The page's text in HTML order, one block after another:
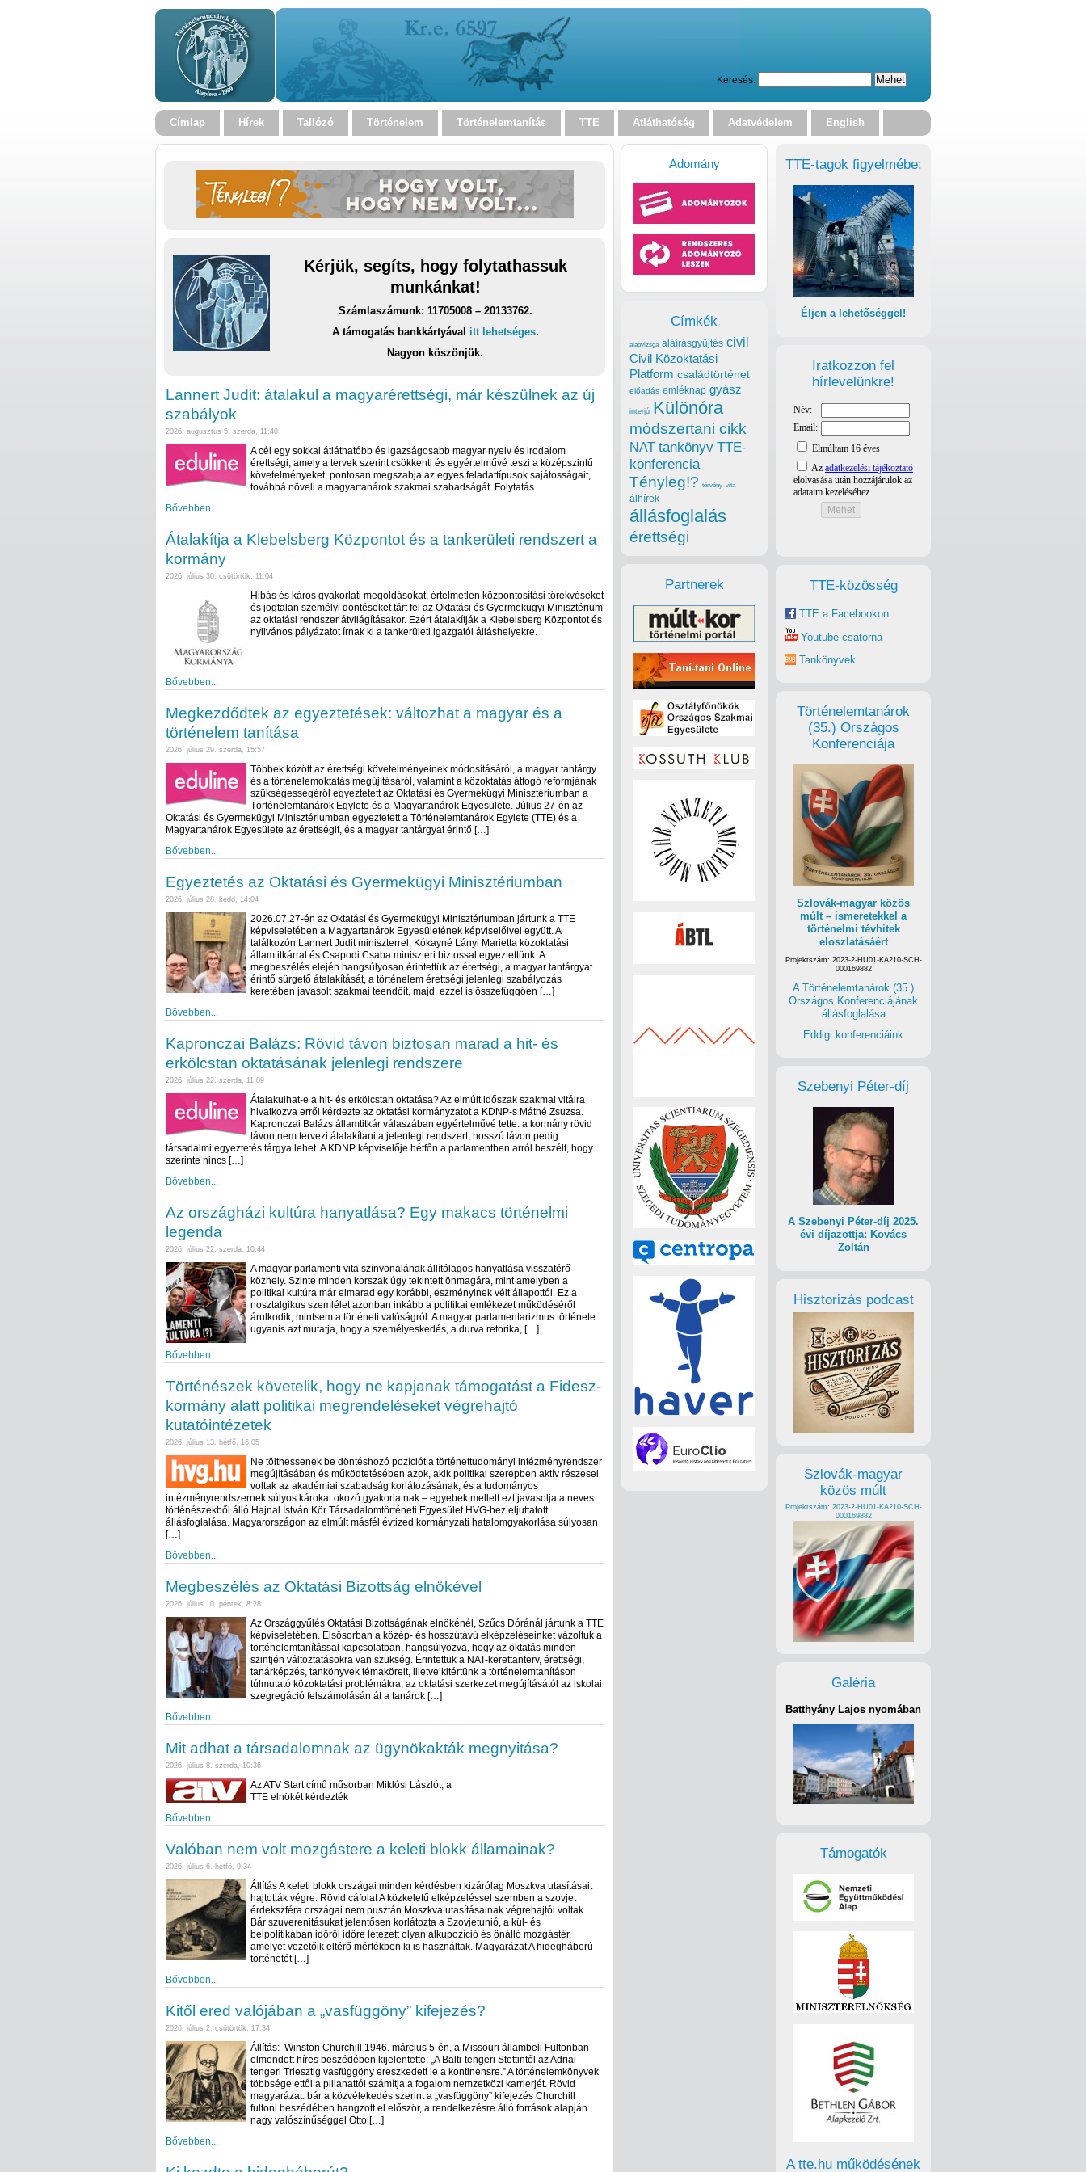
Keresés:
Címlap Hírek Tallózó Történelem Történelemtanítás TTE Átláthatóság Adatvédelem English
Kérjük, segíts, hogy folytathassuk
munkánkat!
Számlaszámunk: 11705008 – 20133762.
A támogatás bankkártyával itt lehetséges.
Nagyon köszönjük.
Lannert Judit: átalakul a magyarérettségi, már készülnek az új
szabályok
2026. augusztus 5. szerda, 11:40
A cél egy sokkal átláthatóbb és igazságosabb magyar nyelv és irodalom
érettségi, amely a tervek szerint csökkenti és egyértelművé teszi a középszintű
követelményeket, pontosan megszabja az egyes feladattípusok sajátosságait,
továbbá növeli a magyartanárok szakmai szabadságát. Folytatás
Bővebben...
Átalakítja a Klebelsberg Központot és a tankerületi rendszert a
kormány
2026. július 30. csütörtök, 11:04
Hibás és káros gyakorlati megoldásokat, értelmetlen központosítási törekvéseket
és jogtalan személyi döntéseket tárt fel az Oktatási és Gyermekügyi Minisztérium
az oktatási rendszer átvilágításakor. Ezért átalakítják a Klebelsberg Központot és
nyilvános pályázatot írnak ki a tankerületi igazgatói álláshelyekre.
Bővebben...
Megkezdődtek az egyeztetések: változhat a magyar és a
történelem tanítása
2026. július 29. szerda, 15:57
Többek között az érettségi követelményeinek módosításáról, a magyar tantárgy
és a történelemoktatás megújításáról, valamint a közoktatás átfogó reformjának
szükségességéről egyeztetett az Oktatási és Gyermekügyi Minisztériumban a
Történelemtanárok Egylete és a Magyartanárok Egyesülete. Július 27-én az
Oktatási és Gyermekügyi Minisztériumban egyeztetett a Történelemtanárok Egylete (TTE) és a
Magyartanárok Egyesülete az érettségit, és a magyar tantárgyat érintő […]
Bővebben...
Egyeztetés az Oktatási és Gyermekügyi Minisztériumban
2026. július 28. kedd, 14:04
2026.07.27-én az Oktatási és Gyermekügyi Minisztériumban jártunk a TTE
képviseletében a Magyartanárok Egyesületének képviselőivel együtt. A
találkozón Lannert Judit miniszterrel, Kókayné Lányi Marietta közoktatási
államtitkárral és Csapodi Csaba miniszteri biztossal egyeztettünk. A
megbeszélés elején hangsúlyosan érintettük az érettségi, a magyar tantárgyat
érintő sürgető átalakítását, a történelem érettségi jelenlegi szabályozás
keretében javasolt szakmai teendőit, majd ezzel is összefüggően […]
Bővebben...
Kapronczai Balázs: Rövid távon biztosan marad a hit- és
erkölcstan oktatásának jelenlegi rendszere
2026. július 22. szerda, 11:09
Átalakulhat-e a hit- és erkölcstan oktatása? Az elmúlt időszak szakmai vitáira
hivatkozva erről kérdezte az oktatási kormányzatot a KDNP-s Máthé Zsuzsa.
Kapronczai Balázs államtitkár válaszában egyértelművé tette: a kormány rövid
távon nem tervezi átalakítani a jelenlegi rendszert, hosszú távon pedig
társadalmi egyeztetés tárgya lehet. A KDNP képviselője hétfőn a parlamentben arról beszélt, hogy
szerinte nincs […]
Bővebben...
Az országházi kultúra hanyatlása? Egy makacs történelmi
legenda
2026. július 22. szerda, 10:44
A magyar parlamenti vita színvonalának állítólagos hanyatlása visszatérő
közhely. Szinte minden korszak úgy tekintett önmagára, mint amelyben a
politikai kultúra már elmarad egy korábbi, eszményinek vélt állapottól. Ez a
nosztalgikus szemlélet azonban inkább a politikai emlékezet működéséről
árulkodik, mintsem a történeti valóságról. A magyar parlamentarizmus története
ugyanis azt mutatja, hogy a személyeskedés, a durva retorika, […]
Bővebben...
Történészek követelik, hogy ne kapjanak támogatást a Fidesz-
kormány alatt politikai megrendeléseket végrehajtó
kutatóintézetek
2026. július 13. hétfő, 16:05
Ne tölthessenek be döntéshozó pozíciót a történettudományi intézményrendszer
megújításában és működtetésében azok, akik politikai szerepben aktív részesei
voltak az akadémiai szabadság korlátozásának, és a tudományos
intézményrendszernek súlyos károkat okozó gyakorlatnak – egyebek mellett ezt javasolja a neves
történészekből álló Hajnal István Kör Társadalomtörténeti Egyesület HVG-hez eljuttatott
állásfoglalása. Magyarországon az elmúlt másfél évtized kormányzati hatalomgyakorlása súlyosan
[…]
Bővebben...
Megbeszélés az Oktatási Bizottság elnökével
2026. július 10. péntek, 8:28
Az Országgyűlés Oktatási Bizottságának elnökénél, Szűcs Dóránál jártunk a TTE
képviseletében. Elsősorban a közép- és hosszútávú elképzeléseinket vázoltuk a
történelemtanítással kapcsolatban, hangsúlyozva, hogy az oktatás minden
szintjén változtatásokra van szükség. Érintettük a NAT-kerettanterv, érettségi,
tanárképzés, tankönyvek témaköreit, illetve kitértünk a történelemtanításon
túlmutató közoktatási problémákra, az oktatási szerkezet megújításától az iskolai
szegregáció felszámolásán át a tanárok […]
Bővebben...
Mit adhat a társadalomnak az ügynökakták megnyitása?
2026. július 8. szerda, 10:36
Az ATV Start című műsorban Miklósi Lászlót, a
TTE elnökét kérdezték
Bővebben...
Valóban nem volt mozgástere a keleti blokk államainak?
2026. július 6. hétfő, 9:34
Állítás A keleti blokk országai minden kérdésben kizárólag Moszkva utasításait
hajtották végre. Rövid cáfolat A közkeletű elképzeléssel szemben a szovjet
érdekszféra országai nem pusztán Moszkva utasításainak végrehajtói voltak.
Bár szuverenitásukat jelentősen korlátozta a Szovjetunió, a kül- és
belpolitikában időről időre létezett olyan alkupozíció és önálló mozgástér,
amelyet vezetőik eltérő mértékben ki is használtak. Magyarázat A hidegháború
történetét […]
Bővebben...
Kitől ered valójában a „vasfüggöny” kifejezés?
2026. július 2. csütörtök, 17:34
Állítás: Winston Churchill 1946. március 5-én, a Missouri állambeli Fultonban
elmondott híres beszédében kijelentette: „A Balti-tengeri Stettintől az Adriai-
tengeri Triesztig vasfüggöny ereszkedett le a kontinensre.” A történelemkönyvek
többsége ettől a pillanattól számítja a fogalom nemzetközi karrierjét. Rövid
magyarázat: bár a közvélekedés szerint a „vasfüggöny” kifejezés Churchill
fultoni beszédében hangzott el először, a rendelkezésre álló források alapján
nagy valószínűséggel Otto […]
Bővebben...
TTE-tagok figyelmébe:
Éljen a lehetőséggel!
Iratkozzon fel
hírlevelünkre!
TTE-közösség
TTE a Facebookon
Youtube-csatorna
Tankönyvek
Történelemtanárok
(35.) Országos
Konferenciája
Szlovák-magyar közös
múlt – ismeretekkel a
történelmi tévhitek
eloszlatásáért
Projektszám: 2023-2-HU01-KA210-SCH-
000169882
A Történelemtanárok (35.)
Országos Konferenciájának
állásfoglalása
Eddigi konferenciáink
Szebenyi Péter-díj
A Szebenyi Péter-díj 2025.
évi díjazottja: Kovács
Zoltán
Hisztorizás podcast
Szlovák-magyar
közös múlt
Projektszám: 2023-2-HU01-KA210-SCH-
000169882
Galéria
Batthyány Lajos nyomában
Támogatók
A tte.hu működésének
Adomány
Címkék
alapvizsga aláírásgyűjtés civil
Civil Közoktatási
Platform családtörténet
előadás emléknap gyász
interjú Különóra
módszertani cikk
NAT tankönyv TTE-
konferencia
Tényleg!? törvény vita
álhírek
állásfoglalás
érettségi
Partnerek